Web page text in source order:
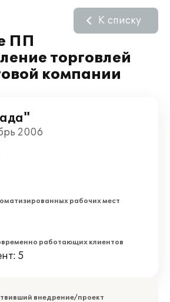
ПП
торговлей
компании
К списку
2006
рабочих мест
работающих клиентов
5
внедрение/проект